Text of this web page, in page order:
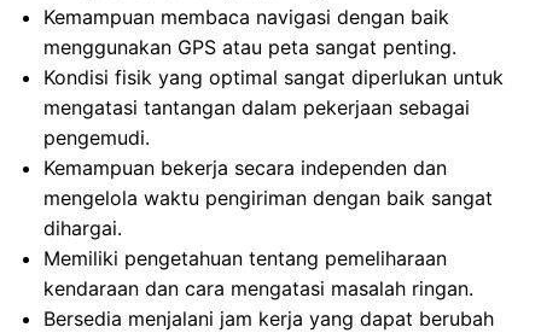
Kemampuan membaca navigasi dengan baik
menggunakan GPS atau peta sangat penting.
Kondisi fisik yang optimal sangat diperlukan untuk
mengatasi tantangan dalam pekerjaan sebagai
pengemudi.
Kemampuan bekerja secara independen dan
mengelola waktu pengiriman dengan baik sangat
dihargai.
Memiliki pengetahuan tentang pemeliharaan
kendaraan dan cara mengatasi masalah ringan.
Bersedia menjalani jam kerja yang dapat berubah